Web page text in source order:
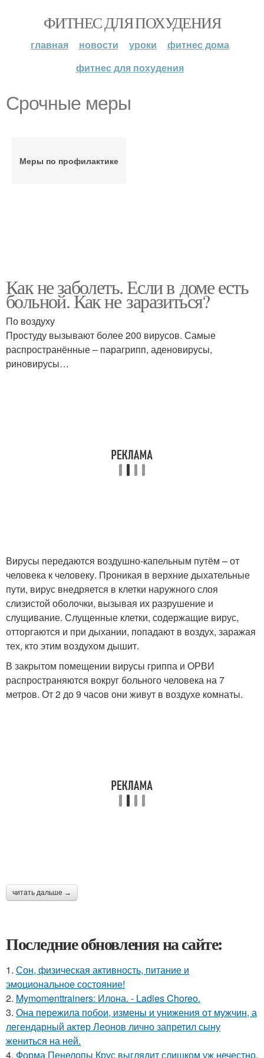
ФИТНЕС ДЛЯ ПОХУДЕНИЯ
главная новости уроки
фитнес дома
фитнес для похудения
Срочные меры
Меры по профилактике
Как не заболеть. Если в доме есть
больной. Как не заразиться?
По воздуху
Простуду вызывают более 200 вирусов. Самые
распространённые – парагрипп, аденовирусы,
риновирусы…
Вирусы передаются воздушно-капельным путём – от
человека к человеку. Проникая в верхние дыхательные
пути, вирус внедряется в клетки наружного слоя
слизистой оболочки, вызывая их разрушение и
слущивание. Слущенные клетки, содержащие вирус,
отторгаются и при дыхании, попадают в воздух, заражая
тех, кто этим воздухом дышит.
В закрытом помещении вирусы гриппа и ОРВИ
распространяются вокруг больного человека на 7
метров. От 2 до 9 часов они живут в воздухе комнаты.
читать дальше →
Последние обновления на сайте:
1. Сон, физическая активность, питание и
эмоциональное состояние!
2. Mymomenttrainers: Илона. - Ladies Choreo.
3. Она пережила побои, измены и унижения от мужчин, а
легендарный актер Леонов лично запретил сыну
жениться на ней.
4. Форма Пенелопы Крус выглядит слишком уж нечестно,